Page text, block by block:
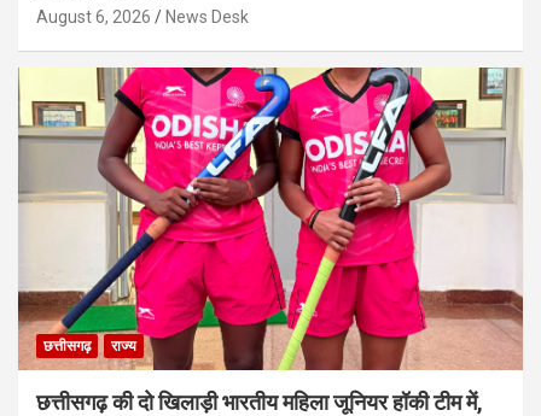
August 6, 2026 News Desk
छत्तीसगढ़ राज्य
छत्तीसगढ़ की दो खिलाड़ी भारतीय महिला जूनियर हॉकी टीम में,